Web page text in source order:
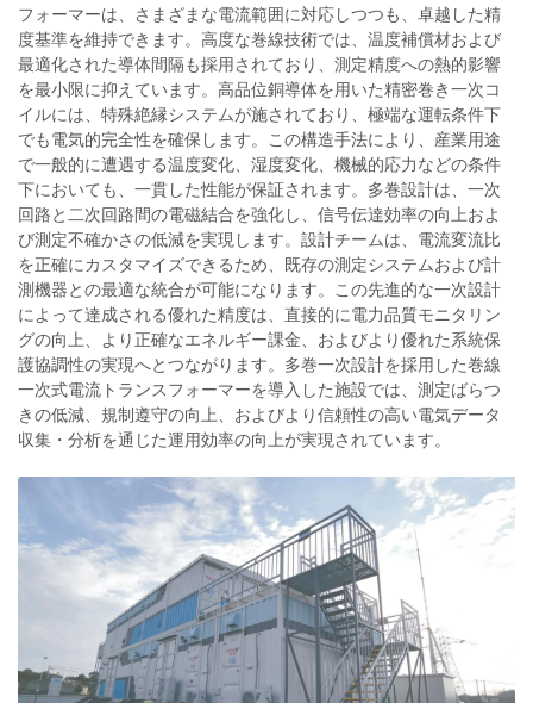
フォーマーは、さまざまな電流範囲に対応しつつも、卓越した精
度基準を維持できます。高度な巻線技術では、温度補償材および
最適化された導体間隔も採用されており、測定精度への熱的影響
を最小限に抑えています。高品位銅導体を用いた精密巻き一次コ
イルには、特殊絶縁システムが施されており、極端な運転条件下
でも電気的完全性を確保します。この構造手法により、産業用途
で一般的に遭遇する温度変化、湿度変化、機械的応力などの条件
下においても、一貫した性能が保証されます。多巻設計は、一次
回路と二次回路間の電磁結合を強化し、信号伝達効率の向上およ
び測定不確かさの低減を実現します。設計チームは、電流変流比
を正確にカスタマイズできるため、既存の測定システムおよび計
測機器との最適な統合が可能になります。この先進的な一次設計
によって達成される優れた精度は、直接的に電力品質モニタリン
グの向上、より正確なエネルギー課金、およびより優れた系統保
護協調性の実現へとつながります。多巻一次設計を採用した巻線
一次式電流トランスフォーマーを導入した施設では、測定ばらつ
きの低減、規制遵守の向上、およびより信頼性の高い電気データ
収集・分析を通じた運用効率の向上が実現されています。